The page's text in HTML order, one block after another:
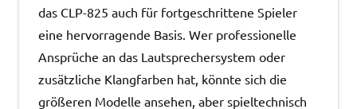
das CLP-825 auch für fortgeschrittene Spieler
eine hervorragende Basis. Wer professionelle
Ansprüche an das Lautsprechersystem oder
zusätzliche Klangfarben hat, könnte sich die
größeren Modelle ansehen, aber spieltechnisch